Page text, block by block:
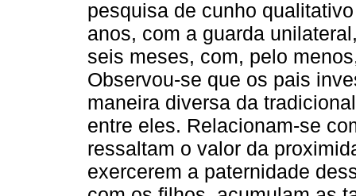
pesquisa de cunho
anos, com a guarda
seis meses, com, pelo
Observou-se que os pais
maneira diversa da
entre eles. Relacionam-se
ressaltam o valor da
exercerem a paternidade